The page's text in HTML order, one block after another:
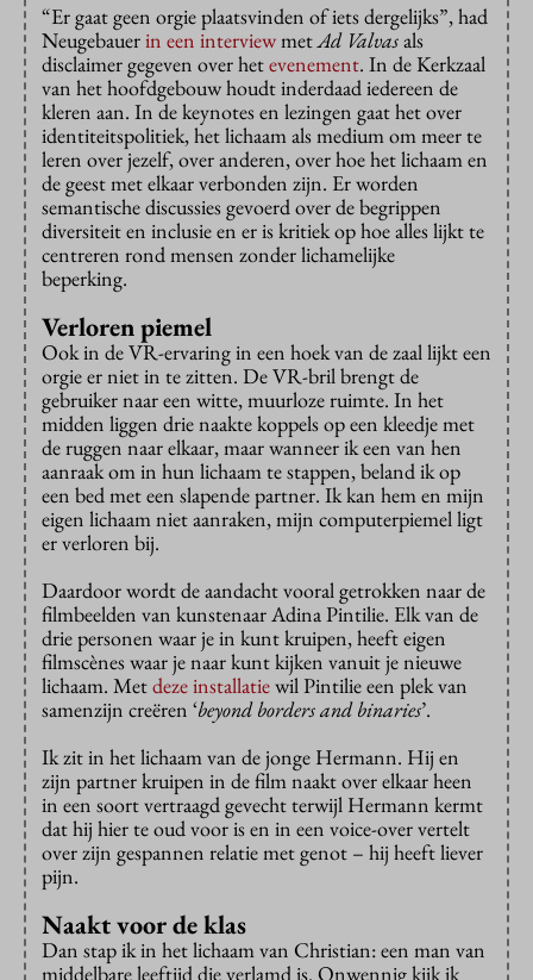
“Er gaat geen orgie plaatsvinden of iets dergelijks”, had
Neugebauerin een interview met Ad Valvasals
disclaimer gegeven over hetevenement. In de Kerkzaal
van het hoofdgebouw houdt inderdaad iedereen de
kleren aan. In de keynotes en lezingen gaat het over
identiteitspolitiek, het lichaam als medium om meer te
leren over jezelf, over anderen, over hoe het lichaam en
de geest met elkaar verbonden zijn. Er worden
semantische discussies gevoerd over de begrippen
diversiteit en inclusie en er is kritiek op hoe alles lijkt te
centreren rond mensen zonder lichamelijke
beperking.
Verloren piemel
Ook in de VR-ervaring in een hoek van de zaal lijkt een
orgie er niet in te zitten. De VR-bril brengt de
gebruiker naar een witte, muurloze ruimte. In het
midden liggen drie naakte koppels op een kleedje met
de ruggen naar elkaar, maar wanneer ik een van hen
aanraak om in hun lichaam te stappen, beland ik op
een bed met een slapende partner. Ik kan hem en mijn
eigen lichaam niet aanraken, mijn computerpiemel ligt
er verloren bij.
Daardoor wordt de aandacht vooral getrokken naar de
filmbeelden van kunstenaar Adina Pintilie. Elk van de
drie personen waar je in kunt kruipen, heeft eigen
filmscènes waar je naar kunt kijken vanuit je nieuwe
lichaam. Metdeze installatiewil Pintilie een plek van
samenzijn creëren ‘beyond borders and binaries’.
Ik zit in het lichaam van de jonge Hermann. Hij en
zijn partner kruipen in de film naakt over elkaar heen
in een soort vertraagd gevecht terwijl Hermann kermt
dat hij hier te oud voor is en in een voice-over vertelt
over zijn gespannen relatie met genot – hij heeft liever
pijn.
Naakt voor de klas
Dan stap ik in het lichaam van Christian: een man van
middelbare leeftijd die verlamd is. Onwennig kijk ik